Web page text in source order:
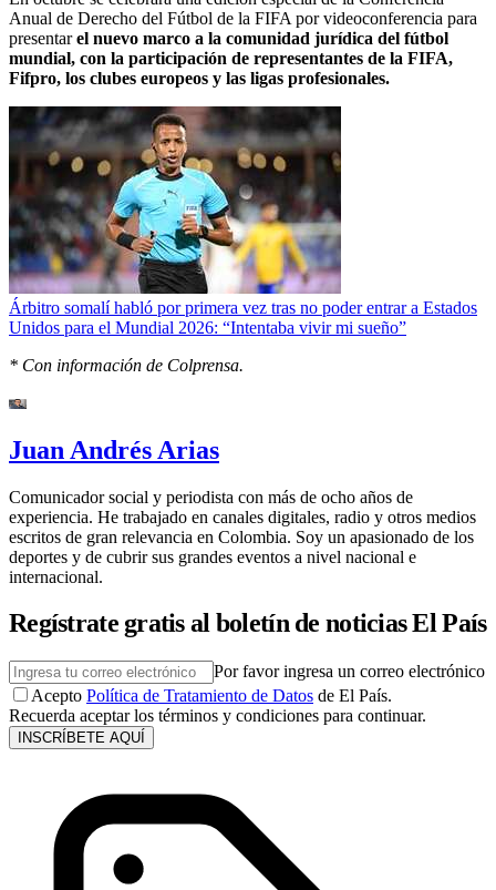
Anual de Derecho del Fútbol de la FIFA por videoconferencia para
presentarel nuevo marco a la comunidad jurídica del fútbol
mundial, con la participación de representantes de la FIFA,
Fifpro, los clubes europeos y las ligas profesionales.
Árbitro somalí habló por primera vez tras no poder entrar a Estados
Unidos para el Mundial 2026: “Intentaba vivir mi sueño”
* Con información de Colprensa.
Juan Andrés Arias
Comunicador social y periodista con más de ocho años de
experiencia. He trabajado en canales digitales, radio y otros medios
escritos de gran relevancia en Colombia. Soy un apasionado de los
deportes y de cubrir sus grandes eventos a nivel nacional e
internacional.
Regístrate gratis al boletín de noticias El País
Por favor ingresa un correo electrónico
Acepto Política de Tratamiento de Datos de El País.
Recuerda aceptar los términos y condiciones para continuar.
INSCRÍBETE AQUÍ